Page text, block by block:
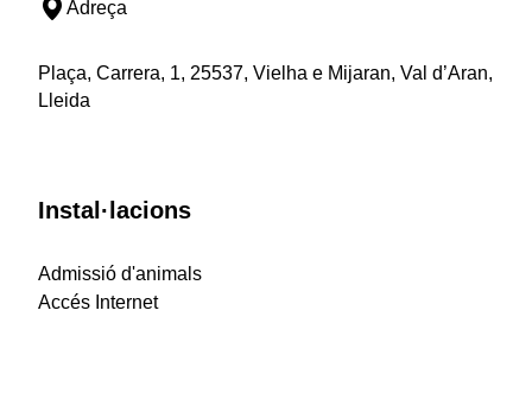
Adreça
Plaça, Carrera, 1, 25537, Vielha e Mijaran, Val d’Aran,
Lleida
Instal·lacions
Admissió d'animals
Accés Internet